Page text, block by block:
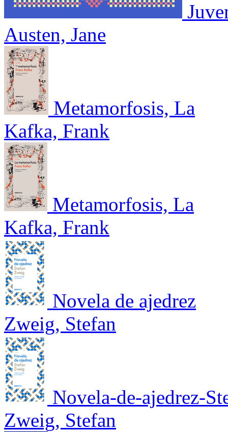
Austen, Jane
Metamorfosis, La
Kafka, Frank
Metamorfosis, La
Kafka, Frank
Novela de ajedrez
Zweig, Stefan
Novela-de-ajedrez-
Zweig, Stefan